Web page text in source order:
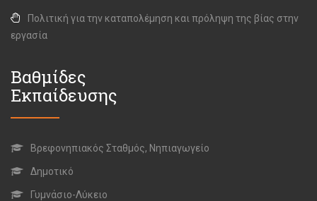
Πολιτική για την καταπολέμηση και πρόληψη της βίας στην
εργασία
Βαθμίδες
Εκπαίδευσης
Βρεφονηπιακός Σταθμός, Νηπιαγωγείο
Δημοτικό
Γυμνάσιο-Λύκειο